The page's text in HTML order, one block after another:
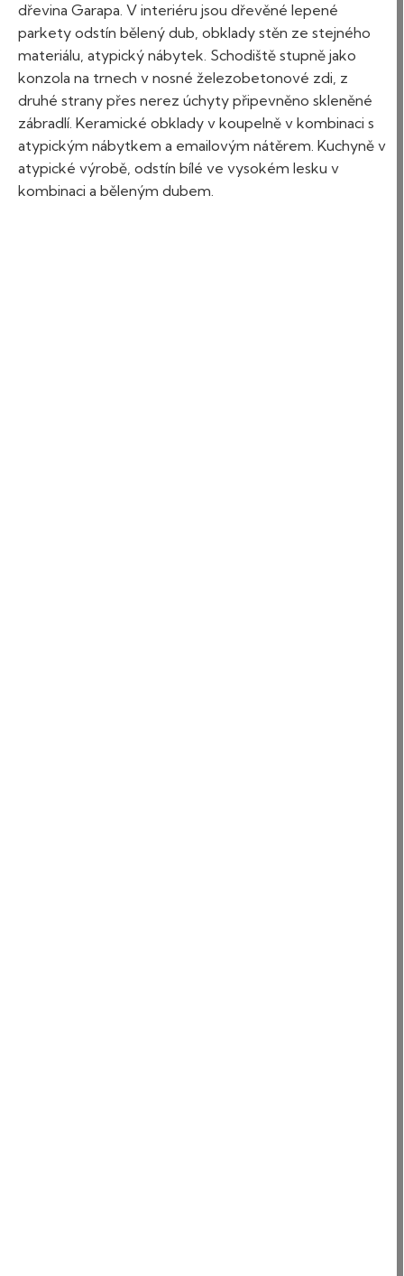
dřevina Garapa. V interiéru jsou dřevěné lepené
parkety odstín bělený dub, obklady stěn ze stejného
materiálu, atypický nábytek. Schodiště stupně jako
konzola na trnech v nosné železobetonové zdi, z
druhé strany přes nerez úchyty připevněno skleněné
zábradlí. Keramické obklady v koupelně v kombinaci s
atypickým nábytkem a emailovým nátěrem. Kuchyně v
atypické výrobě, odstín bílé ve vysokém lesku v
kombinaci a běleným dubem.